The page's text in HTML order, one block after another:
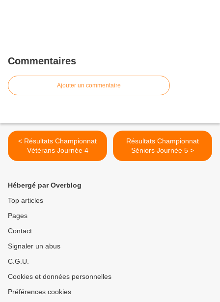
Commentaires
Ajouter un commentaire
< Résultats Championnat
Vétérans Journée 4
Résultats Championnat
Séniors Journée 5 >
Hébergé par Overblog
Top articles
Pages
Contact
Signaler un abus
C.G.U.
Cookies et données personnelles
Préférences cookies